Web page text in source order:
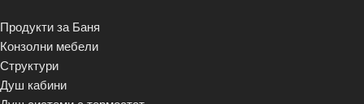
Продукти за Баня
Конзолни мебели
Структури
Душ кабини